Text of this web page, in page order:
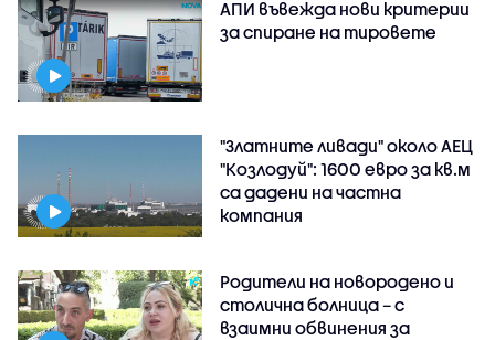
АПИ въвежда нови критерии
за спиране на тировете
"Златните ливади" около АЕЦ
"Козлодуй": 1600 евро за кв.м
са дадени на частна
компания
Родители на новородено и
столична болница – с
взаимни обвинения за